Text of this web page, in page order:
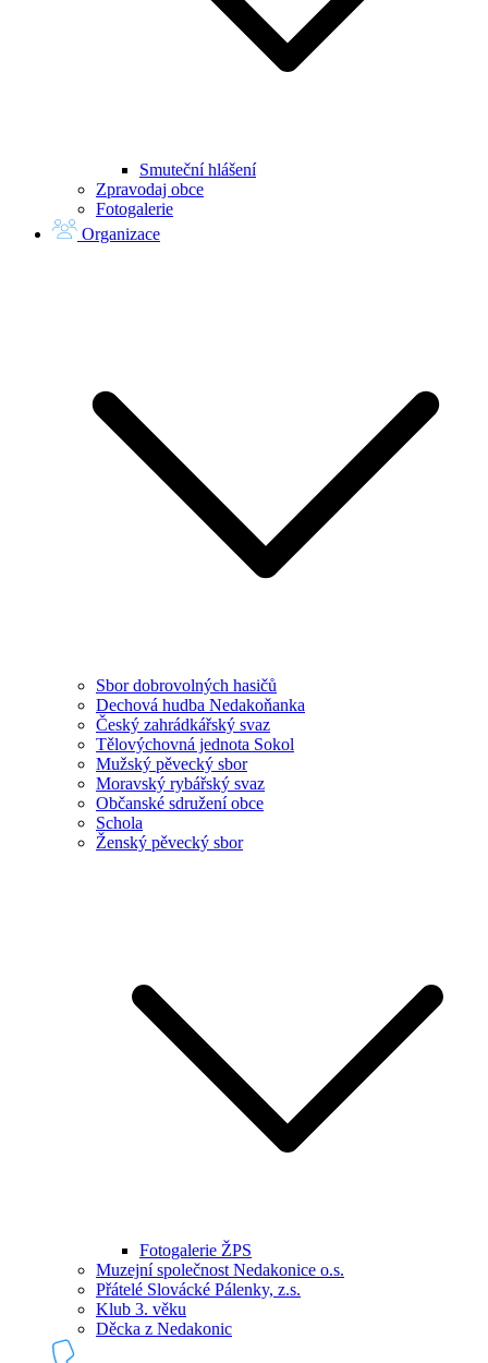
Smuteční hlášení
Zpravodaj obce
Fotogalerie
Organizace
Sbor dobrovolných hasičů
Dechová hudba Nedakoňanka
Český zahrádkářský svaz
Tělovýchovná jednota Sokol
Mužský pěvecký sbor
Moravský rybářský svaz
Občanské sdružení obce
Schola
Ženský pěvecký sbor
Fotogalerie ŽPS
Muzejní společnost Nedakonice o.s.
Přátelé Slovácké Pálenky, z.s.
Klub 3. věku
Děcka z Nedakonic